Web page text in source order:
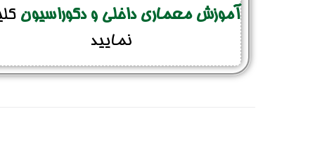
آموزش معماری داخلی و دکوراسیون
نمایید